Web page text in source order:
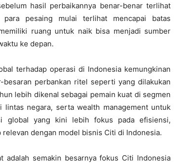
hasil perbaikannya benar-benar terlihat
pesaing mulai terlihat mencapai batas
ruang untuk naik bisa menjadi sumber
ke depan.
terhadap operasi di Indonesia kemungkinan
perbankan ritel seperti yang dilakukan
lebih dikenal sebagai pemain kuat di segmen
lintas negara, serta wealth management untuk
global yang kini lebih fokus pada efisiensi,
dengan model bisnis Citi di Indonesia.
adalah semakin besarnya fokus Citi Indonesia